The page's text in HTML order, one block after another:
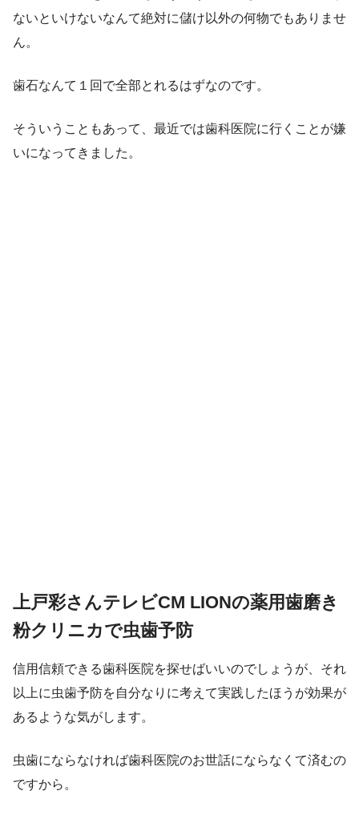
ないといけないなんて絶対に儲け以外の何物でもありませ
ん。
歯石なんて１回で全部とれるはずなのです。
そういうこともあって、最近では歯科医院に行くことが嫌
いになってきました。
上戸彩さんテレビCM LIONの薬用歯磨き
粉クリニカで虫歯予防
信用信頼できる歯科医院を探せばいいのでしょうが、それ
以上に虫歯予防を自分なりに考えて実践したほうが効果が
あるような気がします。
虫歯にならなければ歯科医院のお世話にならなくて済むの
ですから。